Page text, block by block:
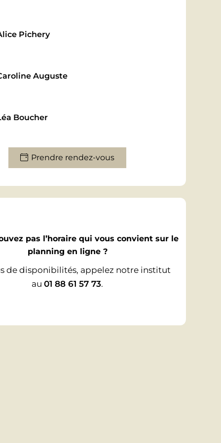
d’éliminer les déchets et de
de renforcer les capillaires sanguins,
retendre et repulper la peau.
d’herpès, de zona, de plaies ou de
chirurgie récente. Les soins peuvent
injections, un mois après un lifting ou
il est conseillé de solliciter l’accord du
Pichery
Auguste
Boucher
Prendre rendez-vous
pas l’horaire qui vous convient sur le
planning en ligne ?
de disponibilités, appelez notre institut
au01 88 61 57 73.